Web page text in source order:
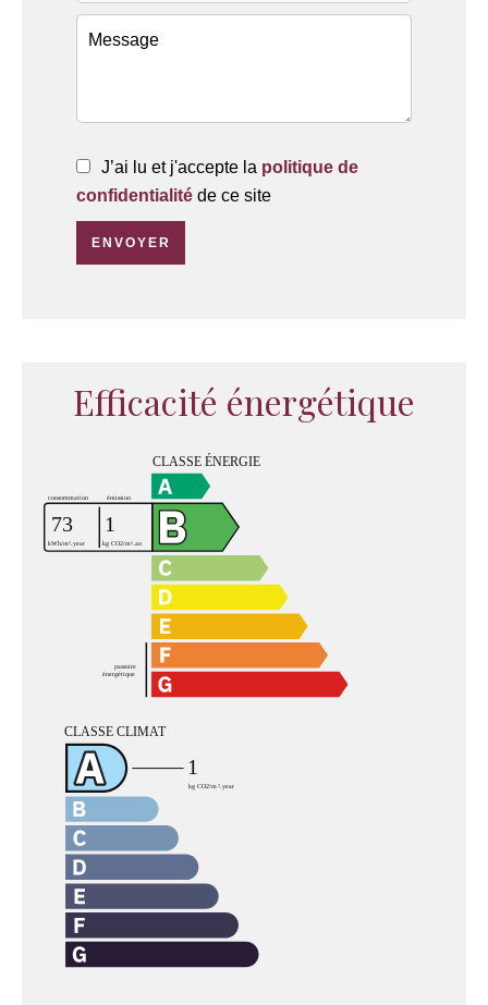
J’ai lu et j'accepte la politique de
confidentialité de ce site
ENVOYER
Efficacité énergétique